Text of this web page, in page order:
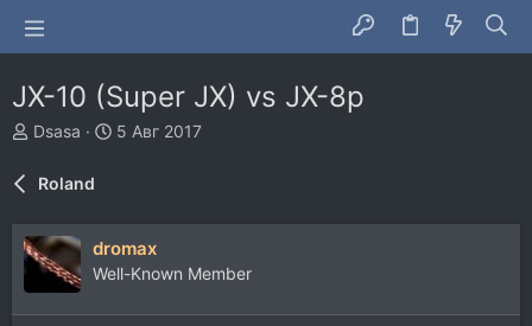
JX-10 (Super JX) vs JX-8p
А
т
р
т
е
Dsasa
Д
н
а
ч
5 Авг 2017
Roland
dromax
Well-Known Member